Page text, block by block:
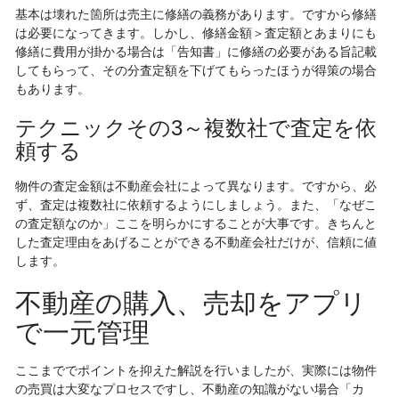
基本は壊れた箇所は売主に修繕の義務があります。ですから修繕
は必要になってきます。しかし、修繕金額＞査定額とあまりにも
修繕に費用が掛かる場合は「告知書」に修繕の必要がある旨記載
してもらって、その分査定額を下げてもらったほうが得策の場合
もあります。
テクニックその3～複数社で査定を依
頼する
物件の査定金額は不動産会社によって異なります。ですから、必
ず、査定は複数社に依頼するようにしましょう。また、「なぜこ
の査定額なのか」ここを明らかにすることが大事です。きちんと
した査定理由をあげることができる不動産会社だけが、信頼に値
します。
不動産の購入、売却をアプリ
で一元管理
ここまででポイントを抑えた解説を行いましたが、実際には物件
の売買は大変なプロセスですし、不動産の知識がない場合「カ